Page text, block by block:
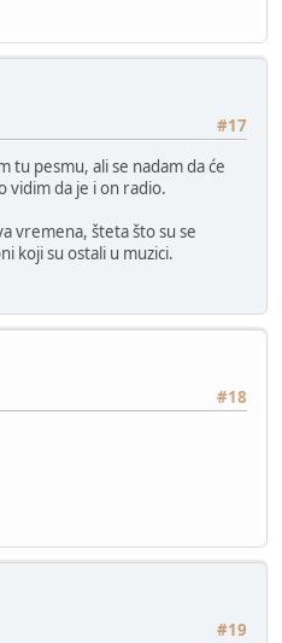
#17
tu pesmu, ali se nadam da će
vidim da je i on radio.
vremena, šteta što su se
koji su ostali u muzici.
#18
#19